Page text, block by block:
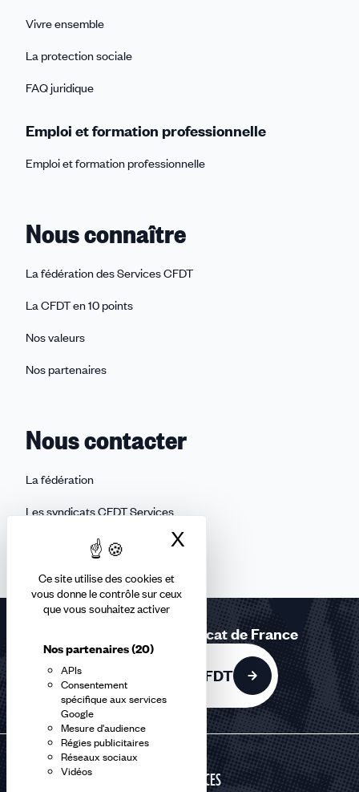
Ce site utilise des cookies et
vous donne le contrôle sur ceux
que vous souhaitez activer
Nos partenaires(20)
APIs
Consentement
spécifique aux services
Google
Mesure d'audience
Régies publicitaires
Réseaux sociaux
Vidéos
X
Vivre ensemble
La protection sociale
FAQ juridique
Emploi et formation professionnelle
Emploi et formation professionnelle
Nous connaître
La fédération des Services CFDT
La CFDT en 10 points
Nos valeurs
Nos partenaires
Nous contacter
La fédération
Les syndicats CFDT Services
Les réseaux sociaux des équipes
Rejoignez le 1er syndicat de France
Adhérer à la CFDT
SERVICES